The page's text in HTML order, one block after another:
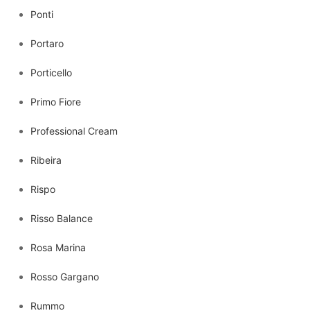
Ponti
Portaro
Porticello
Primo Fiore
Professional Cream
Ribeira
Rispo
Risso Balance
Rosa Marina
Rosso Gargano
Rummo